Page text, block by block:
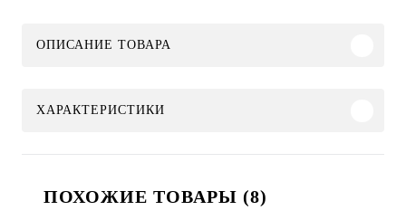
ОПИСАНИЕ ТОВАРА
ХАРАКТЕРИСТИКИ
ПОХОЖИЕ ТОВАРЫ (8)